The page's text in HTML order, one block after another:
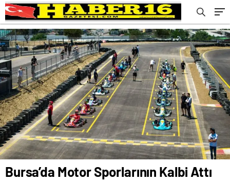
Bursa’da Motor Sporlarının Kalbi Attı